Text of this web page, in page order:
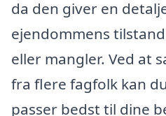
da den giver en
ejendommens
eller mangler. Ved at
fra flere fagfolk kan
passer bedst til dine